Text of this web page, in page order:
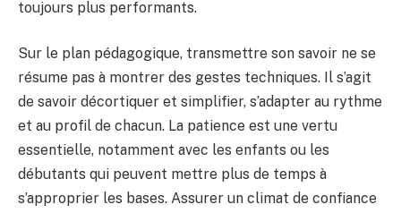
toujours plus performants.
Sur le plan pédagogique, transmettre son savoir ne se
résume pas à montrer des gestes techniques. Il s’agit
de savoir décortiquer et simplifier, s’adapter au rythme
et au profil de chacun. La patience est une vertu
essentielle, notamment avec les enfants ou les
débutants qui peuvent mettre plus de temps à
s’approprier les bases. Assurer un climat de confiance